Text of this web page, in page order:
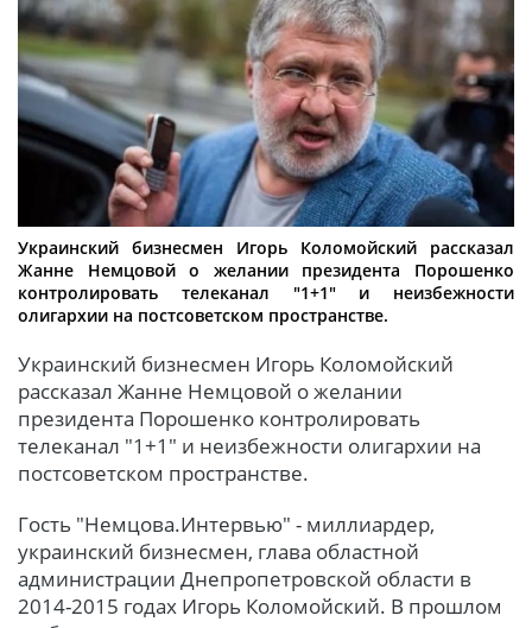
Украинский бизнесмен Игорь Коломойский рассказал
Жанне Немцовой о желании президента Порошенко
контролировать телеканал "1+1" и неизбежности
олигархии на постсоветском пространстве.
Украинский бизнесмен Игорь Коломойский
рассказал Жанне Немцовой о желании
президента Порошенко контролировать
телеканал "1+1" и неизбежности олигархии на
постсоветском пространстве.
Гость "Немцова.Интервью" - миллиардер,
украинский бизнесмен, глава областной
администрации Днепропетровской области в
2014-2015 годах Игорь Коломойский. В прошлом